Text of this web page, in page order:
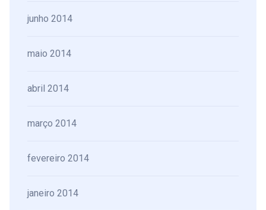
junho 2014
maio 2014
abril 2014
março 2014
fevereiro 2014
janeiro 2014